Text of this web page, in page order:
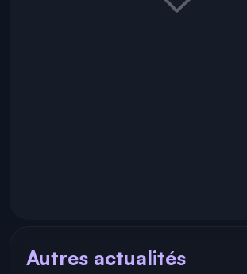
Autres actualités